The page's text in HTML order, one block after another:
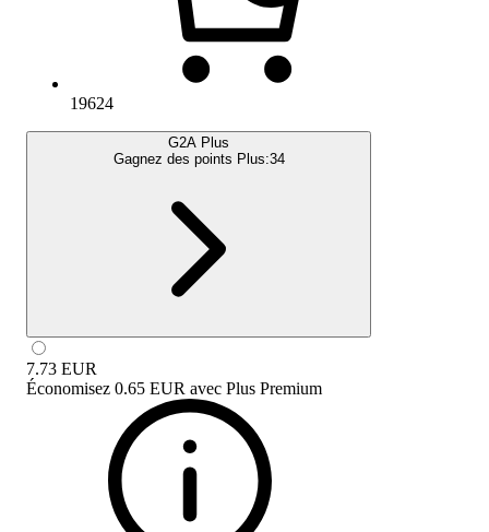
19624
G2A Plus
Gagnez des points Plus:34
7.73 EUR
Économisez 0.65 EUR avec Plus Premium